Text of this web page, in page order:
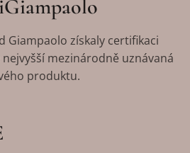
Giampaolo získaly certifikaci
mezinárodně uznávaná
produktu.